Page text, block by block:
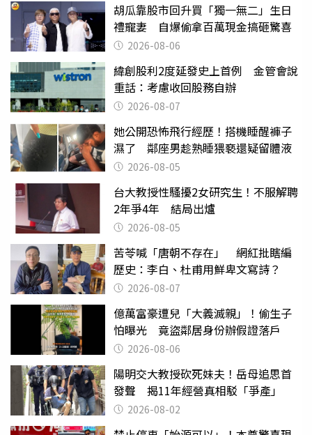
胡瓜靠股市回升買「獨一無二」生日
禮寵妻 自爆偷拿百萬現金搞砸驚喜
2026-08-06
緯創股利2度延發史上首例 金管會說
重話：考慮收回股務自辦
2026-08-07
她公開恐怖飛行經歷！搭機睡醒褲子
濕了 鄰座男趁熟睡猥褻還疑留體液
2026-08-05
台大教授性騷擾2女研究生！不服解聘
2年爭4年 結局出爐
2026-08-05
苦苓喊「唐朝不存在」 網紅批瞎編
歷史：李白、杜甫用鮮卑文寫詩？
2026-08-07
億萬富豪遭兒「大義滅親」！偷生子
怕曝光 竟盜鄰居身份辦假證落戶
2026-08-06
陽明交大教授砍死妹夫！岳母追思首
發聲 揭11年經營真相駁「爭產」
2026-08-02